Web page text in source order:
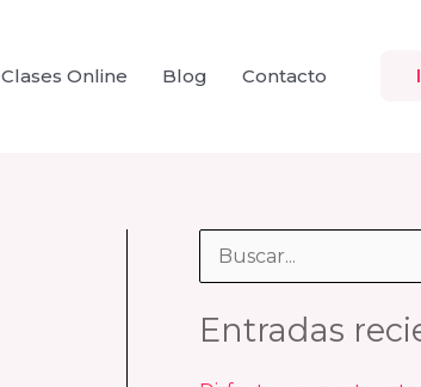
Clases Online Blog Contacto
sEntradas